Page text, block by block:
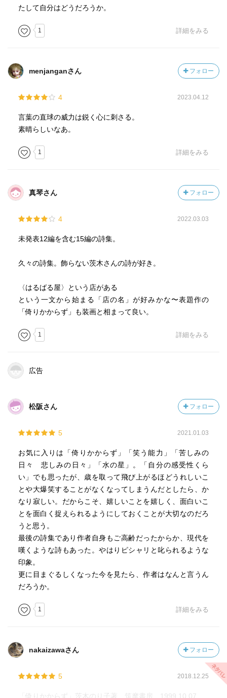
たして自分はどうだろうか。
1 詳細をみる
menjanganさん フォロー
4 2023.04.12
言葉の直球の威力は鋭く心に刺さる。
素晴らしいなあ。
1 詳細をみる
真琴さん フォロー
4 2022.03.03
未発表12編を含む15編の詩集。
久々の詩集。飾らない茨木さんの詩が好き。
〈はるばる屋〉という店がある
という一文から始まる「店の名」が好みかな〜表題作の
「倚りかからず」も装画と相まって良い。
1 詳細をみる
広告
松阪さん フォロー
5 2021.01.03
お気に入りは「倚りかからず」「笑う能力」「苦しみの
日々 悲しみの日々」「水の星」。「自分の感受性くら
い」でも思ったが、歳を取って飛び上がるほどうれしいこ
とや大爆笑することがなくなってしまうんだとしたら、か
なり寂しい。だからこそ、嬉しいことを嬉しく、面白いこ
とを面白く捉えられるようにしておくことが大切なのだろ
うと思う。
最後の詩集であり作者自身もご高齢だったからか、現代を
嘆くような詩もあった。やはりピシャリと叱られるような
印象。
更に目まぐるしくなった今を見たら、作者はなんと言うん
だろうか。
1 詳細をみる
nakaizawaさん フォロー
5 2018.12.25
「倚りかからず」茨木のり子著、筑摩書房、1999.10.07